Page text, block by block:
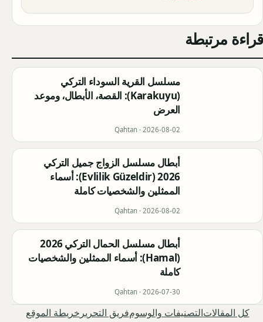
قراءة مرتبطة
مسلسل القرية السوداء التركي
(Karakuyu): القصة، الأبطال، وموعد
العرض
Qahtan · 2026-08-02
أبطال مسلسل الزواج جميل التركي
2026 (Evlilik Güzeldir): أسماء
الممثلين والشخصيات كاملة
Qahtan · 2026-08-02
أبطال مسلسل الحمال التركي 2026
(Hamal): أسماء الممثلين والشخصيات
كاملة
Qahtan · 2026-07-30
كل المقالاتالتصنيفات والوسومفريق التحرير خريطة الموقع